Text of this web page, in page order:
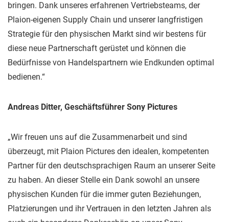
bringen. Dank unseres erfahrenen Vertriebsteams, der
Plaion-eigenen Supply Chain und unserer langfristigen
Strategie für den physischen Markt sind wir bestens für
diese neue Partnerschaft gerüstet und können die
Bedürfnisse von Handelspartnern wie Endkunden optimal
bedienen.“
Andreas Ditter, Geschäftsführer Sony Pictures
„Wir freuen uns auf die Zusammenarbeit und sind
überzeugt, mit Plaion Pictures den idealen, kompetenten
Partner für den deutschsprachigen Raum an unserer Seite
zu haben. An dieser Stelle ein Dank sowohl an unsere
physischen Kunden für die immer guten Beziehungen,
Platzierungen und ihr Vertrauen in den letzten Jahren als